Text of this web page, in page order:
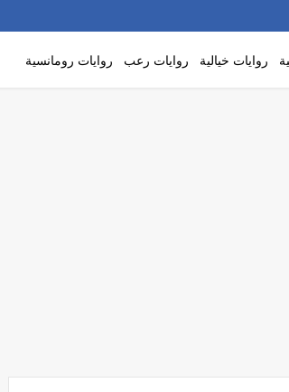
روايات خيالية روايات رعب روايات رومانسية